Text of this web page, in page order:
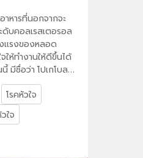
าหารที่นอกจากจะ
บคอลเรสเตอรอล
แรงของหลอด
ให้ทำงานให้ดีขึ้นได้
มีชื่อว่า โปเกโบลว์
งสมุนไพรสไตล์
จะทำออกมา
ะถูกใจ ทำให้สุขภาพ
โรคหัวใจ
ใจ